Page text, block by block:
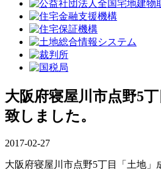
大阪府寝屋川市点野5
致しました。
2017-02-27
大阪府寝屋川市点野5丁目「土地」